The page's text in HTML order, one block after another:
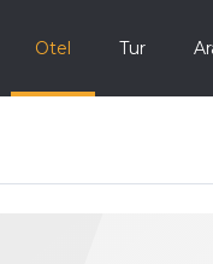
Otel Tur